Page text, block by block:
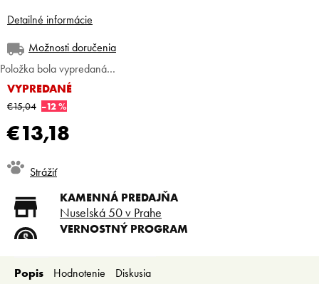
€15,04 –12 %
€13,18
Jednotková
cena:
VYPREDANÉ
Možnosti doručenia
Položka bola vypredaná…
Detailné informácie
Strážiť
KAMENNÁ PREDAJŇA
Nuselská 50 v Prahe
VERNOSTNÝ PROGRAM
Doprava zadarmo od 80 €
Popis Hodnotenie Diskusia